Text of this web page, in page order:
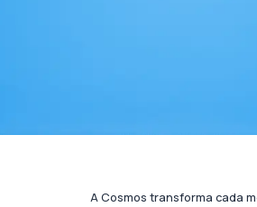
A Cosmos transforma cada